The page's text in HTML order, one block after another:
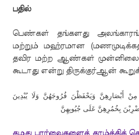
பதில்
பெண்கள் தங்களது
மற்றும் மஹ்ரமான
தவிர மற்ற ஆண்கள்
கூடாது என்று திருக்குர்ஆன்
أَبْصَارِهِنَّ وَيَحْفَظْنَ فُرُوجَهُنَّ وَلَا يُبْدِينَ
بِخُمُرِهِنَّ عَلَى جُيُوبِهِنَّ
தமது பார்வைகளைத் தாழ்த்திக்